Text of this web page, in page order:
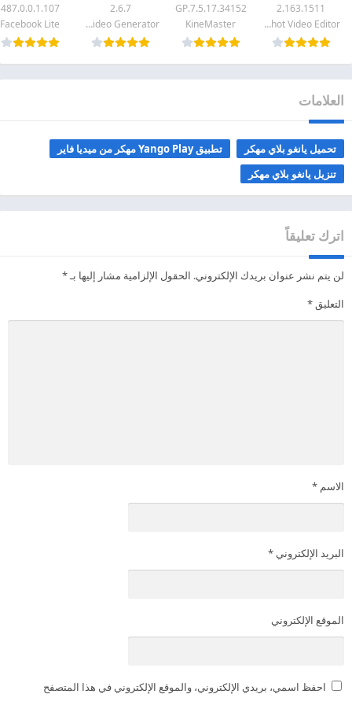
2.163.1511
InShot Video Editor
7.5.17.34152.GP
KineMaster
2.6.7
Ask AI GirlFriend & AI Video Generator
487.0.0.1.107
Facebook Lite
العلامات
تحميل يانغو بلاي مهكر
تطبيق Yango Play مهكر من ميديا فاير
تنزيل يانغو بلاي مهكر
اترك تعليقاً
لن يتم نشر عنوان بريدك الإلكتروني. الحقول الإلزامية مشار إليها بـ*
التعليق *
الاسم *
البريد الإلكتروني *
الموقع الإلكتروني
احفظ اسمي، بريدي الإلكتروني، والموقع الإلكتروني في هذا المتصفح